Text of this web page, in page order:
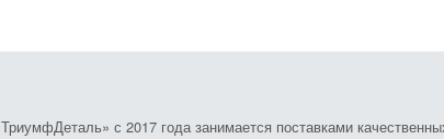
с 2017 года занимается поставками